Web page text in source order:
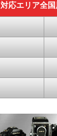
対応エリア全国